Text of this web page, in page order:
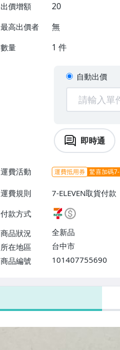
出價增額 20
最高出價者 無
數量 1 件
自動出價
即時通
運費活動 運費抵用券 驚喜加碼
運費規則
7-ELEVEN取貨付
$38】、宅配/貨運
【單件運費$31、
$60】
付款方式
商品狀況
全新品
所在地區
台中市
商品編號
101407755690
7-ELEVEN 運費只要38元